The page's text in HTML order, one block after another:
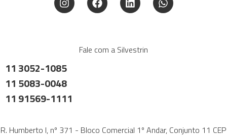
Fale com a Silvestrin
11 3052-1085
11 5083-0048
11 91569-1111
R. Humberto I, nº 371 - Bloco Comercial 1º Andar, Conjunto 11 CEP